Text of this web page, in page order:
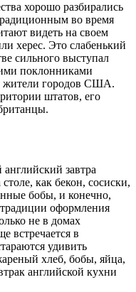
хорошо разбирались
во время
видеть на своем
херес. Это слабенький
сильного выступал
поклонниками
жители городов США.
штатов, его
завтра
как бекон, сосиски,
бобы, и конечно,
оформления
не в домах
встречается в
удивить
хлеб, бобы, яйца,
английской кухни